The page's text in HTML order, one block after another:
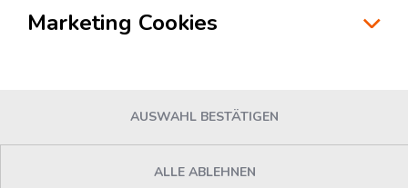
Branche eCommerce & Retail in Freising
Marketing Cookies
AUSWAHL BESTÄTIGEN
ALLE ABLEHNEN